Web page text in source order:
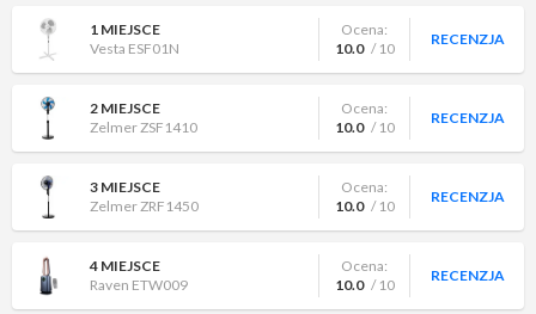
1 MIEJSCE
Vesta ESF01N
Ocena:
10.0 / 10
RECENZJA
2 MIEJSCE
Zelmer ZSF1410
Ocena:
10.0 / 10
RECENZJA
3 MIEJSCE
Zelmer ZRF1450
Ocena:
10.0 / 10
RECENZJA
4 MIEJSCE
Raven ETW009
Ocena:
10.0 / 10
RECENZJA
N'oveen F740
10.0 / 10